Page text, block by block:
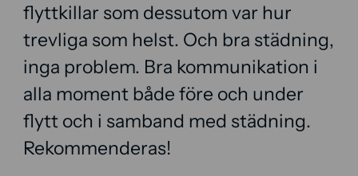
flyttkillar som dessutom var hur
trevliga som helst. Och bra städning,
inga problem. Bra kommunikation i
alla moment både före och under
flytt och i samband med städning.
Rekommenderas!